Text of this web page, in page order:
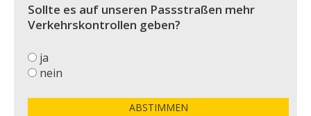
Sollte es auf unseren Passstraßen mehr
Verkehrskontrollen geben?
ja
nein
ABSTIMMEN